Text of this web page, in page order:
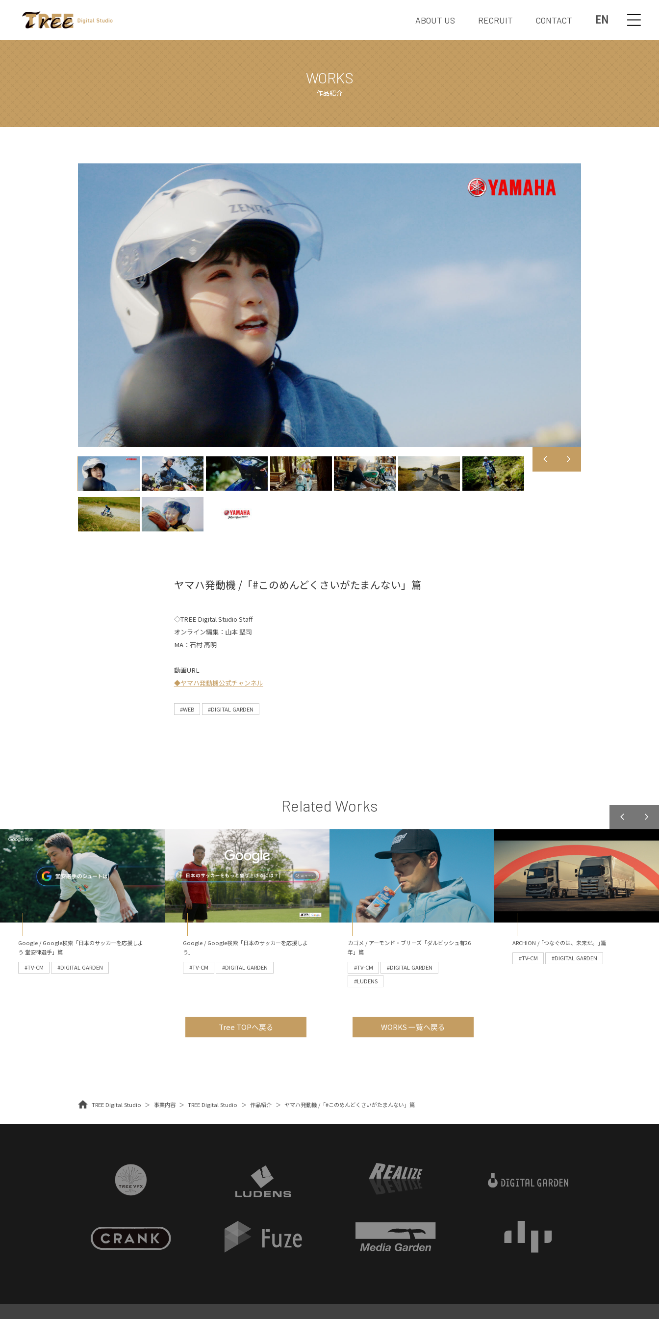
EN
ABOUT US RECRUIT CONTACT
WORKS
作品紹介
ヤマハ発動機 /「#このめんどくさいがたまんない」篇
◇TREE Digital Studio Staff
オンライン編集：山本 堅司
MA：石村 高明
動画URL
◆ヤマハ発動機公式チャンネル
#WEB #DIGITAL GARDEN
Related Works
Google / Google検索「日本のサッカーを応援しよ
う 堂安律選手」篇
#TV-CM
#DIGITAL GARDEN
Google / Google検索「日本のサッカーを応援しよ
う」
#TV-CM
#DIGITAL GARDEN
カゴメ / アーモンド・ブリーズ「ダルビッシュ有26
年」篇
#TV-CM
#DIGITAL GARDEN
#LUDENS
ARCHION / ｢つなぐのは、未来だ。｣篇
#TV-CM
#DIGITAL GARDEN
Tree TOPへ戻る WORKS 一覧へ戻る
TREE Digital Studio 事業内容 TREE Digital Studio 作品紹介 ヤマハ発動機 /「#このめんどくさいがたまんない」篇